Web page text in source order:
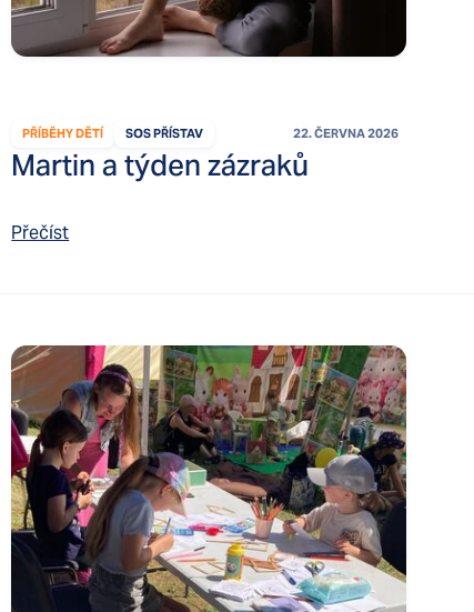
PŘÍBĚHY DĚTÍ SOS PŘÍSTAV 22. ČERVNA 2026
Martin a týden zázraků
Přečíst